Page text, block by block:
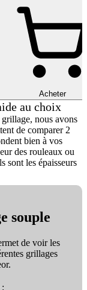
Acheter
au choix
nous avons
de comparer 2
bien à vos
des rouleaux ou
sont les épaisseurs
souple
de voir les
grillages